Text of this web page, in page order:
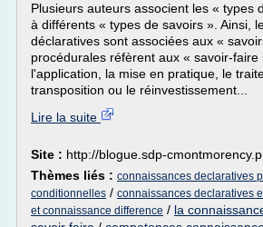
Plusieurs auteurs associent les « types
à différents « types de savoirs ». Ainsi,
déclaratives sont associées aux «
procédurales réfèrent aux « savoir-faire
l'application, la mise en pratique, le
transposition ou le réinvestissement...
Lire la suite
Site : http://blogue.sdp-
Thèmes liés : connaissances declaratives
conditionnelles / connaissances declaratives
et connaissance difference / la